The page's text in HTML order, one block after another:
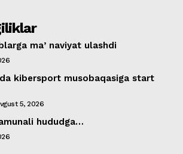
maʼnaviyat ulashdi
kibersport musobaqasiga start
5, 2026
hududga…